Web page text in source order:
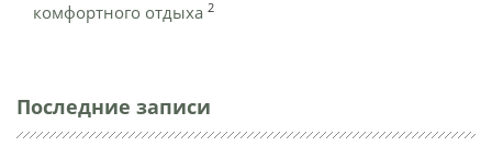
комфортного отдыха 2
Последние записи